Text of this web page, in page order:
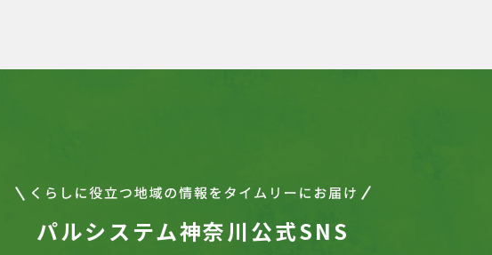
パルシステム神奈川公式SNS